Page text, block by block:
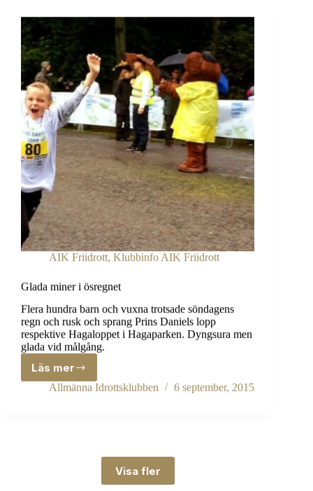
AIK Friidrott, Klubbinfo AIK Friidrott
Glada miner i ösregnet
Flera hundra barn och vuxna trotsade söndagens
regn och rusk och sprang Prins Daniels lopp
respektive Hagaloppet i Hagaparken. Dyngsura men
glada vid målgång.
Läs mer
Glada
miner
Allmänna Idrottsklubben 6 september, 2015
Visa fler